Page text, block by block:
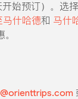
始预订）。选
马什哈德和 马什